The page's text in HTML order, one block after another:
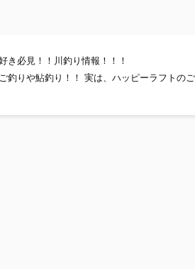
！釣り好き必見！！
釣りや鮎釣り！！ 実は、ハッピーラフトの